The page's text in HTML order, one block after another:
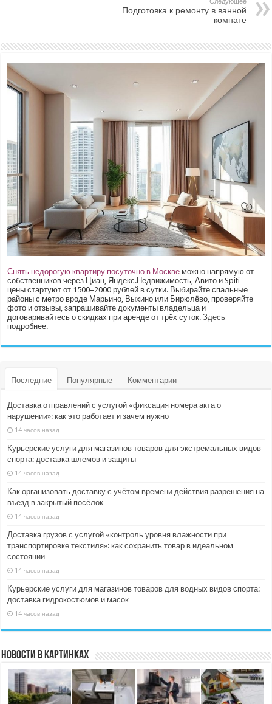
Подготовка к ремонту в ванной
комнате
Снять недорогую квартиру посуточно в Москве можно напрямую от
собственников через Циан, Яндекс.Недвижимость, Авито и Spiti —
цены стартуют от 1500–2000 рублей в сутки. Выбирайте спальные
районы с метро вроде Марьино, Выхино или Бирюлёво, проверяйте
фото и отзывы, запрашивайте документы владельца и
договаривайтесь о скидках при аренде от трёх суток.Здесь
подробнее.
Последние Популярные Комментарии
Доставка отправлений с услугой «фиксация номера акта о
нарушении»: как это работает и зачем нужно
14 часов назад
Курьерские услуги для магазинов товаров для экстремальных видов
спорта: доставка шлемов и защиты
14 часов назад
Как организовать доставку с учётом времени действия разрешения на
въезд в закрытый посёлок
14 часов назад
Доставка грузов с услугой «контроль уровня влажности при
транспортировке текстиля»: как сохранить товар в идеальном
состоянии
14 часов назад
Курьерские услуги для магазинов товаров для водных видов спорта:
доставка гидрокостюмов и масок
14 часов назад
Новости в картинках